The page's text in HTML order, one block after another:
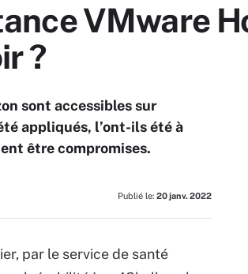
VMware
?
sont accessibles sur
appliqués, l’ont-ils été à
être compromises.
Publié le: 20 janv. 2022
par le service de santé